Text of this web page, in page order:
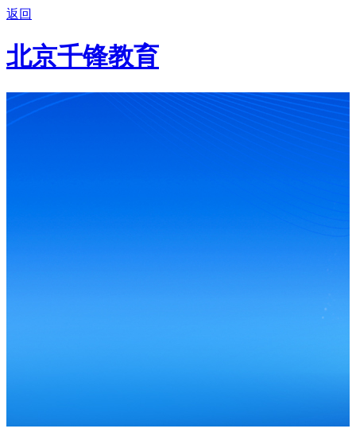
返回
北京千锋教育